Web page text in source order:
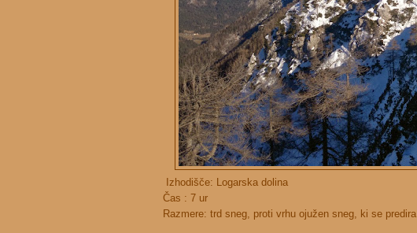
Izhodišče: Logarska dolina
Čas : 7 ur
Razmere: trd sneg, proti vrhu ojužen sneg, ki se predira